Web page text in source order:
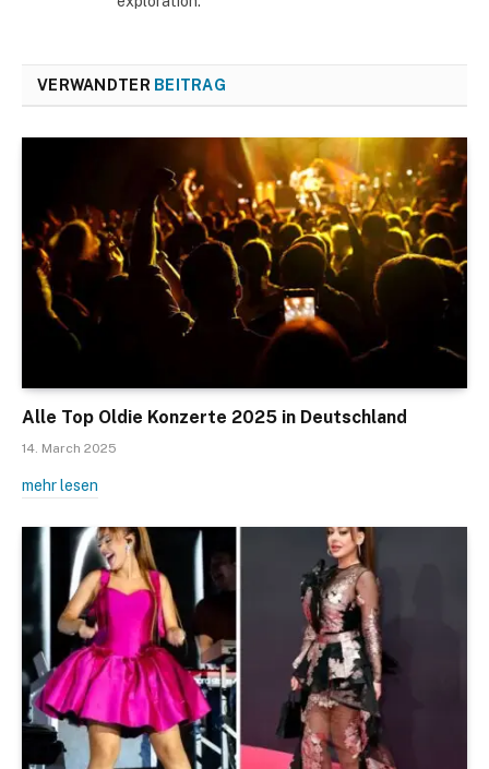
VERWANDTER BEITRAG
Alle Top Oldie Konzerte 2025 in Deutschland
14. March 2025
mehr lesen